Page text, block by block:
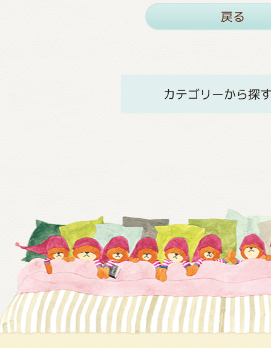
戻る
カテゴリーから探